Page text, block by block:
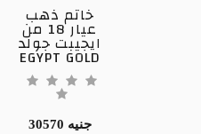
خاتم ذهب
عيار 18 من
ايجيبت جولد
EGYPT GOLD
30570 جنيه